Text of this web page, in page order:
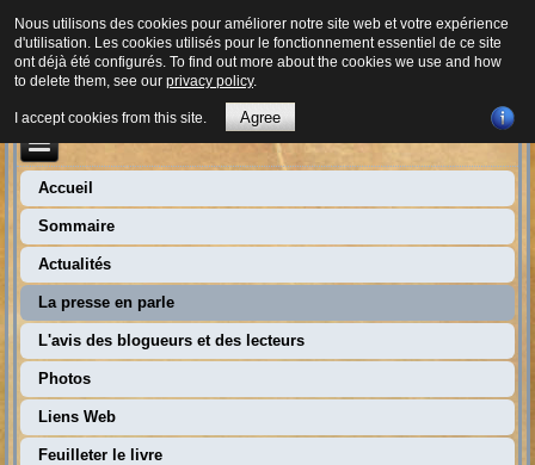
Accueil
Sommaire
Actualités
La presse en parle
L'avis des blogueurs et des lecteurs
Photos
Liens Web
Feuilleter le livre
Nous utilisons des cookies pour améliorer notre site web et votre expérience
d'utilisation. Les cookies utilisés pour le fonctionnement essentiel de ce site
ont déjà été configurés. To find out more about the cookies we use and how
to delete them, see our privacy policy.
I accept cookies from this site. Agree